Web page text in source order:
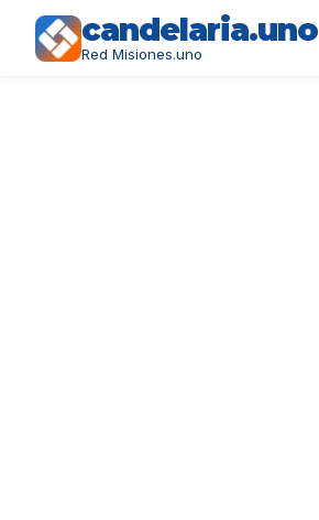
candelaria.uno
Red Misiones.uno